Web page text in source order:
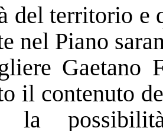
del territorio e
nel Piano
Gaetano
il contenuto
la